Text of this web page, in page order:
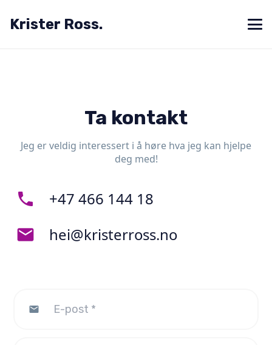
Krister Ross.
Ta kontakt
Jeg er veldig interessert i å høre hva jeg kan hjelpe
deg med!
phone +47 466 144 18
mail hei@kristerross.no
mail